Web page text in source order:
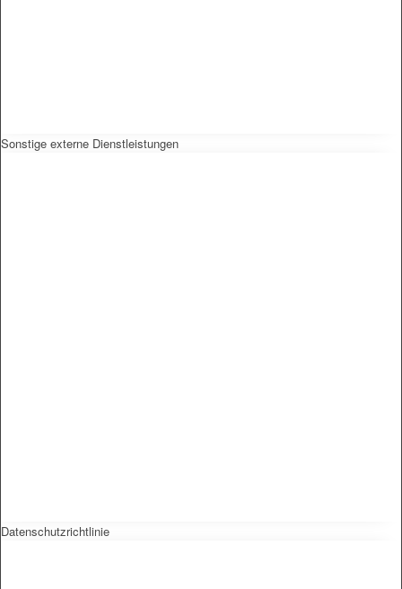
Sonstige externe Dienstleistungen
Datenschutzrichtlinie